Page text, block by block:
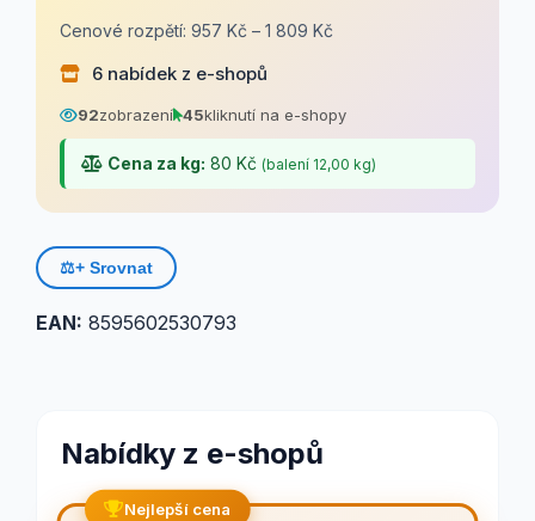
Cenové rozpětí: 957 Kč – 1 809 Kč
6 nabídek z e-shopů
92zobrazení 45kliknutí na e-shopy
Cena za kg: 80 Kč (balení 12,00 kg)
⚖️+ Srovnat
EAN: 8595602530793
Nabídky z e-shopů
Nejlepší cena